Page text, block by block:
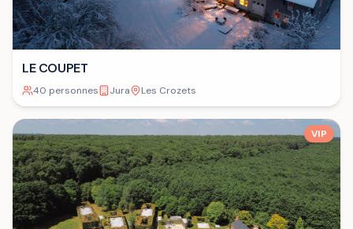
LE COUPET
40 personnes Jura Les Crozets
VIP